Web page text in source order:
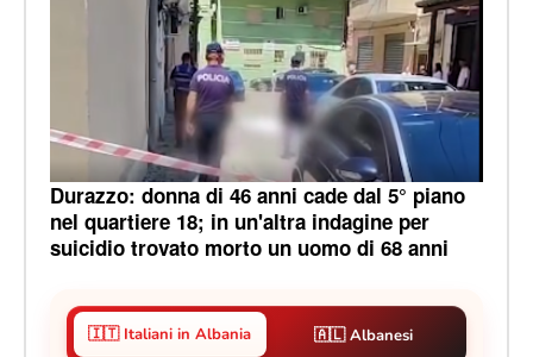
Durazzo: donna di 46 anni cade dal 5° piano
nel quartiere 18; in un'altra indagine per
suicidio trovato morto un uomo di 68 anni
🇮🇹 Italiani in Albania 🇦🇱 Albanesi